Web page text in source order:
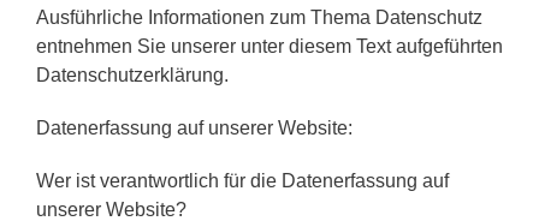
Ausführliche Informationen zum Thema Datenschutz
entnehmen Sie unserer unter diesem Text aufgeführten
Datenschutzerklärung.
Datenerfassung auf unserer Website:
Wer ist verantwortlich für die Datenerfassung auf
unserer Website?